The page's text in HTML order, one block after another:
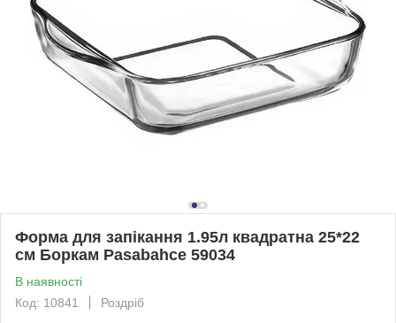
Форма для запікання 1.95л квадратна 25*22
см Боркам Pasabahce 59034
В наявності
Код: 10841
Роздріб